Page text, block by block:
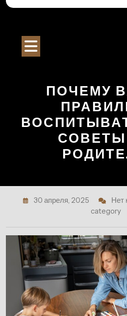
Перейти
ПОЧЕМУ
СОВЕТЫ
30 апреля, 2025 Нет
category